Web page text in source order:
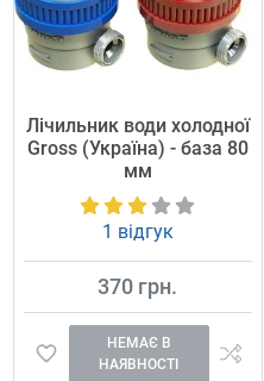
Лічильник води холодної
Gross (Україна) - база 80
мм
1 відгук
370 грн.
НЕМАЄ В
НАЯВНОСТІ